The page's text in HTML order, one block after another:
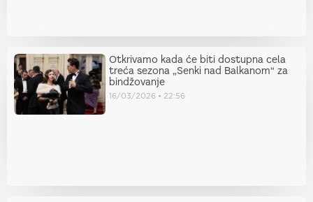
Otkrivamo kada će biti dostupna cela
treća sezona „Senki nad Balkanom“ za
bindžovanje
16/03/2026 22:56